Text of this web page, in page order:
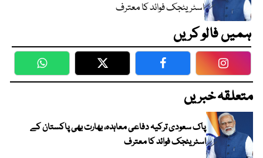
اسٹریٹجک فوائد کا معترف
ہمیں فالو کریں
WhatsApp Twitter Facebook
متعلقہ خبریں
پاک سعودی ترکیہ دفاعی معاہدہ، بھارت بھی پاکستان کے
اسٹریٹجک فوائد کا معترف